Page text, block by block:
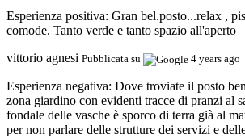
Esperienza positiva: Gran bel.posto...relax ,
comode. Tanto verde e tanto spazio all'aperto
vittorio agnesi Pubblicata su 4 years ago
Esperienza negativa: Dove troviate il posto
zona giardino con evidenti tracce di pranzi al
fondale delle vasche è sporco di terra già al
per non parlare delle strutture dei servizi e